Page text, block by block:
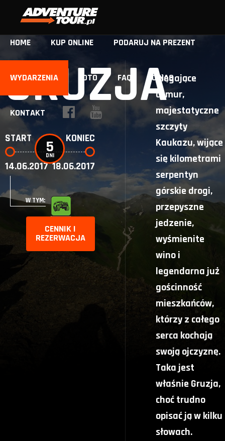
HOME KUP ONLINE PODARUJ NA PREZENT
WYDARZENIA FOTO FAQ O NAS
KONTAKT
GRUZJA
START
14.06.2017
5
DNI
KONIEC
18.06.2017
W TYM:
CENNIK I
REZERWACJA
Sięgające
chmur,
majestatyczne
szczyty
Kaukazu, wijące
się kilometrami
serpentyn
górskie drogi,
przepyszne
jedzenie,
wyśmienite
wino i
legendarna już
gościnność
mieszkańców,
którzy z całego
serca kochają
swoją ojczyznę.
Taka jest
właśnie Gruzja,
choć trudno
opisać ją w kilku
słowach.